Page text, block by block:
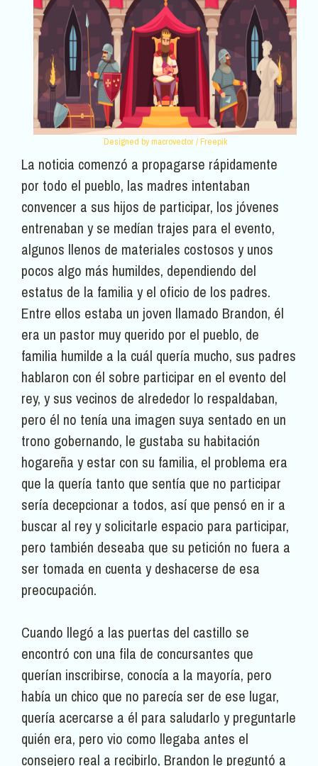
Designed by macrovector / Freepik
La noticia comenzó a propagarse rápidamente
por todo el pueblo, las madres intentaban
convencer a sus hijos de participar, los jóvenes
entrenaban y se medían trajes para el evento,
algunos llenos de materiales costosos y unos
pocos algo más humildes, dependiendo del
estatus de la familia y el oficio de los padres.
Entre ellos estaba un joven llamado Brandon, él
era un pastor muy querido por el pueblo, de
familia humilde a la cuál quería mucho, sus padres
hablaron con él sobre participar en el evento del
rey, y sus vecinos de alrededor lo respaldaban,
pero él no tenía una imagen suya sentado en un
trono gobernando, le gustaba su habitación
hogareña y estar con su familia, el problema era
que la quería tanto que sentía que no participar
sería decepcionar a todos, así que pensó en ir a
buscar al rey y solicitarle espacio para participar,
pero también deseaba que su petición no fuera a
ser tomada en cuenta y deshacerse de esa
preocupación.
Cuando llegó a las puertas del castillo se
encontró con una fila de concursantes que
querían inscribirse, conocía a la mayoría, pero
había un chico que no parecía ser de ese lugar,
quería acercarse a él para saludarlo y preguntarle
quién era, pero vio como llegaba antes el
consejero real a recibirlo, Brandon le preguntó a